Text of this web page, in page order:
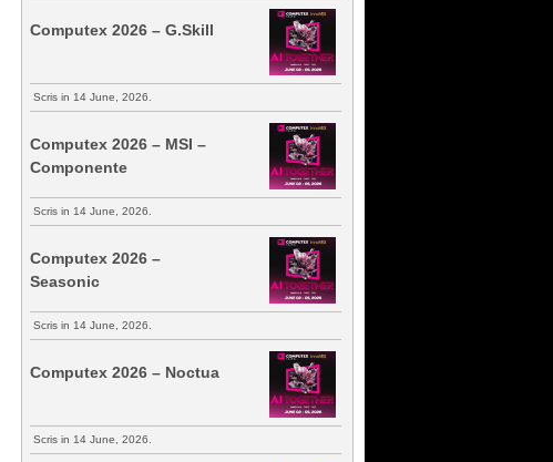
Computex 2026 – G.Skill
Scris in 14 June, 2026.
Computex 2026 – MSI –
Componente
Scris in 14 June, 2026.
Computex 2026 –
Seasonic
Scris in 14 June, 2026.
Computex 2026 – Noctua
Scris in 14 June, 2026.